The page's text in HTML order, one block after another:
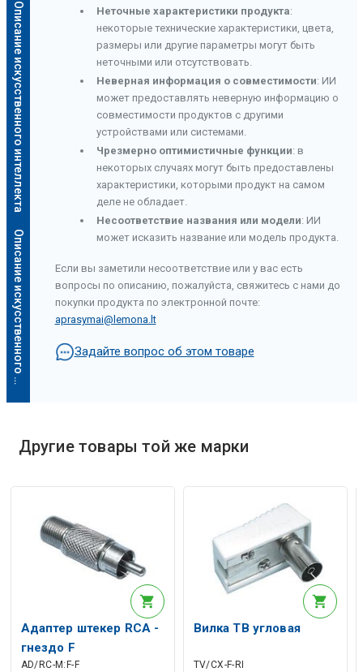
Описание искусственного интеллекта
О
п
и
с
а
н
и
е
и
с
к
у
с
с
т
в
е
н
н
о
г
о
и
н
т
е
л
л
е
к
т
а
Описание искусственного интеллекта
Неточные характеристики продукта:
некоторые технические характеристики, цвета,
размеры или другие параметры могут быть
неточными или отсутствовать.
Неверная информация о совместимости: ИИ
может предоставлять неверную информацию о
совместимости продуктов с другими
устройствами или системами.
Чрезмерно оптимистичные функции: в
некоторых случаях могут быть предоставлены
характеристики, которыми продукт на самом
деле не обладает.
Несоответствие названия или модели: ИИ
может исказить название или модель продукта.
Если вы заметили несоответствие или у вас есть
вопросы по описанию, пожалуйста, свяжитесь с нами до
покупки продукта по электронной почте:
aprasymai@lemona.lt
Задайте вопрос об этом товаре
Другие товары той же марки
Адаптер штекер RCA -
гнездо F
AD/RC-M:F-F
Вилка ТВ угловая
TV/CX-F-RI